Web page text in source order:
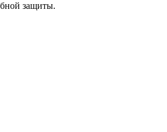
защиты.